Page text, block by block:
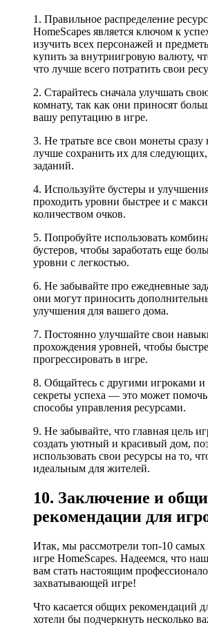
1. Правильное распределение
HomeScapes является ключом к
изучить всех персонажей и
купить за внутриигровую валюту,
что лучше всего потратить свои
2. Старайтесь сначала улучшать
комнату, так как они приносят
вашу репутацию в игре.
3. Не тратьте все свои монеты
лучше сохранить их для
заданий.
4. Используйте бустеры и
проходить уровни быстрее и с
количеством очков.
5. Попробуйте использовать
бустеров, чтобы заработать еще
уровни с легкостью.
6. Не забывайте про ежедневные
они могут приносить
улучшения для вашего дома.
7. Постоянно улучшайте свои
прохождения уровней, чтобы
прогрессировать в игре.
8. Общайтесь с другими игроками и
секреты успеха — это может
способы управления ресурсами.
9. Не забывайте, что главная цель
создать уютный и красивый дом,
использовать свои ресурсы на то,
идеальным для жителей.
10. Заключение и
рекомендации для
Итак, мы рассмотрели топ-10
игре HomeScapes. Надеемся, что
вам стать настоящим
захватывающей игре!
Что касается общих рекомендаций
хотели бы подчеркнуть несколько